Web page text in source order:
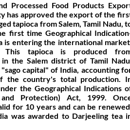
Processed Food Products
has approved the export of the
tapioca from Salem, Tamil Nadu,
first time Geographical
is entering the international
This tapioca is produced
in the Salem district of Tamil
capital" of India, accounting
the country's total production.
the Geographical Indications
and Protection) Act, 1999.
for 10 years and can be
was awarded to Darjeeling tea